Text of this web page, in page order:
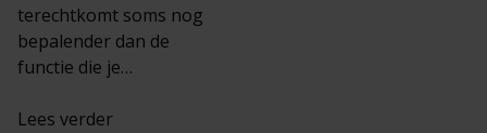
terechtkomt soms nog
bepalender dan de
functie die je…
Lees verder